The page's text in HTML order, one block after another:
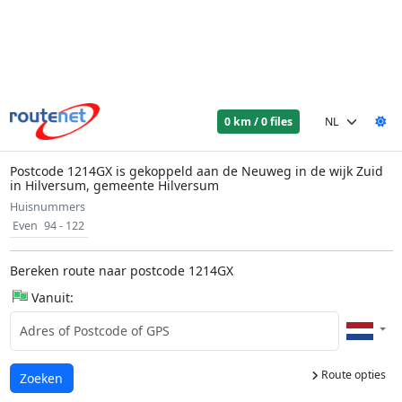
0 km / 0 files
Postcode 1214GX is gekoppeld aan de Neuweg in de wijk Zuid
in Hilversum, gemeente Hilversum
Huisnummers
Even 94 - 122
Bereken route naar postcode 1214GX
Vanuit:
Route opties
Laden...
Zoeken